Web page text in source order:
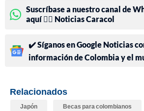
Suscríbase a nuestro canal de
aquí 👉🏻 Noticias Caracol
✔️ Síganos en Google Noticias
información de Colombia y el
Relacionados
Japón Becas para colombianos